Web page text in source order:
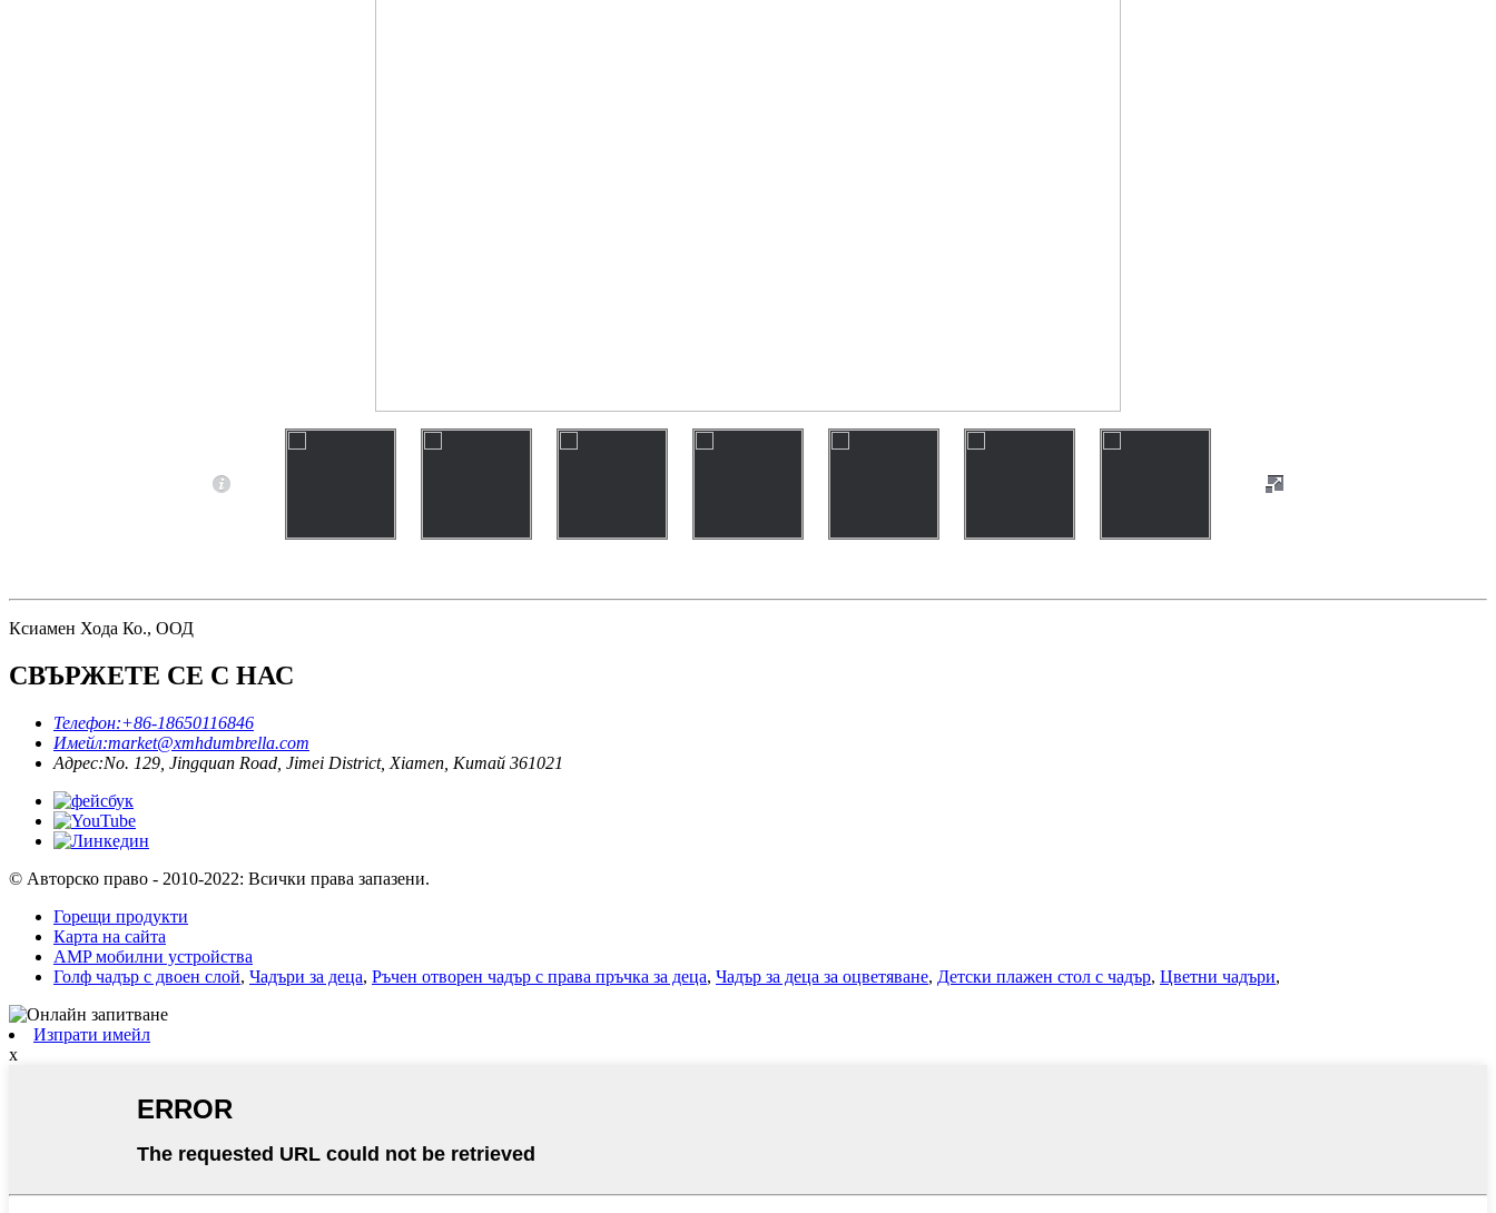
Ксиамен Хода Ко., ООД
СВЪРЖЕТЕ СЕ С НАС
Телефон:+86-18650116846
Имейл:market@xmhdumbrella.com
Адрес:No. 129, Jingquan Road, Jimei District, Xiamen, Китай 361021
© Авторско право - 2010-2022: Всички права запазени.
Горещи продукти
Карта на сайта
AMP мобилни устройства
Голф чадър с двоен слой, Чадъри за деца, Ръчен отворен чадър с права пръчка за деца, Чадър за деца за оцветяване, Детски плажен стол с чадър, Цветни чадъри,
Изпрати имейл
x